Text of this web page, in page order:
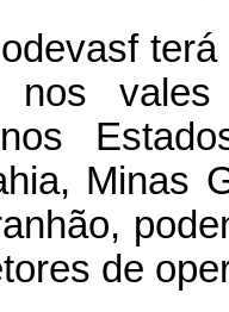
terá
nos
Minas
de